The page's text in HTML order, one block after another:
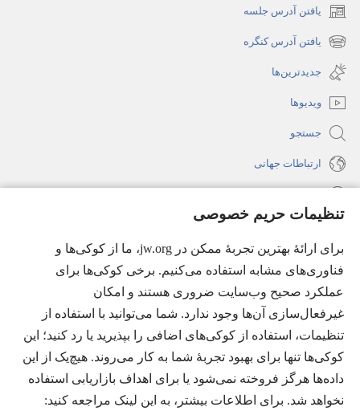
تنظیمات حریم خصوصی
برای ارائهٔ بهترین تجربهٔ ممکن در jw.org، ما از کوکی‌ها و
فناوری‌های مشابه استفاده می‌کنیم. برخی کوکی‌ها برای
عملکرد صحیح وب‌سایت ضروری هستند و امکان
غیرفعال‌سازی آن‌ها وجود ندارد. شما می‌توانید با استفاده از
تنظیمات، استفاده از کوکی‌های اضافی را بپذیرید یا رد کنید؛ این
کوکی‌ها تنها برای بهبود تجربهٔ شما به کار می‌روند. هیچ‌یک از این
داده‌ها هرگز فروخته نمی‌شود یا برای اهداف بازاریابی استفاده
نخواهد شد. برای اطلاعات بیشتر، به این لینک مراجعه کنید:‏
یافتن آدرس جلسه
(پنجره‌ای
جدید
می‌شود)
یافتن آدرس کنگره
(پنجره‌ای
جدید
می‌شود)
جدیدترین‌ها
ویدیوها
جستجو
ارتباطات جهانی
(پنجره‌ای
جدید
می‌شود)
(پنجره‌ای
جدید
می‌شود)
JW Hub
®
(پنجره‌ای
باز
می‌شود)
®
JW Library
Watchtower Library